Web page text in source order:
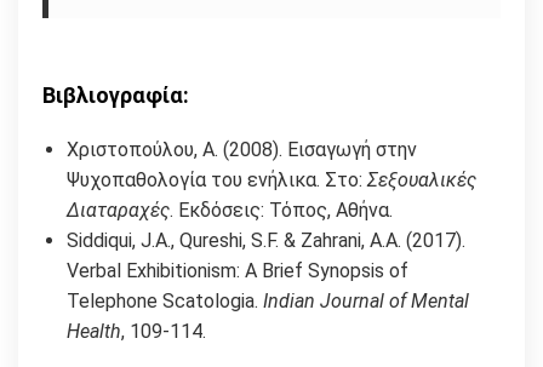
Βιβλιογραφία:
Χριστοπούλου, Α. (2008). Εισαγωγή στην
Ψυχοπαθολογία του ενήλικα. Στο:Σεξουαλικές
Διαταραχές. Εκδόσεις: Τόπος, Αθήνα.
Siddiqui, J.A., Qureshi, S.F. & Zahrani, Α.Α. (2017).
Verbal Exhibitionism: A Brief Synopsis of
Telephone Scatologia. Indian Journal of Mental
Health, 109-114.